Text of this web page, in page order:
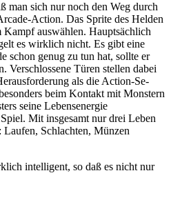
man sich nur noch den Weg durch
Action. Das Sprite des Helden
auswählen. Hauptsächlich
es wirklich nicht. Es gibt eine
schon genug zu tun hat, sollte er
Verschlossene Türen stellen dabei
als die Action-Se-
beim Kontakt mit Monstern
seine Lebensenergie
Mit insgesamt nur drei Leben
Schlachten, Münzen
intelligent, so daß es nicht nur